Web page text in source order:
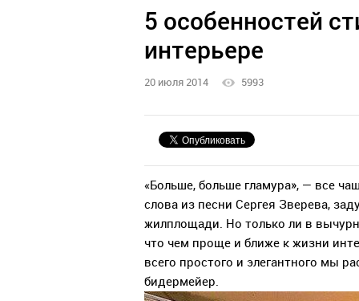
5 особенностей
интерьере
20 июля 2014 5993
«Больше, больше гламура», — все
слова из песни Сергея Зверева,
жилплощади. Но только ли в
что чем проще и ближе к жизни
всего простого и элегантного мы
бидермейер.